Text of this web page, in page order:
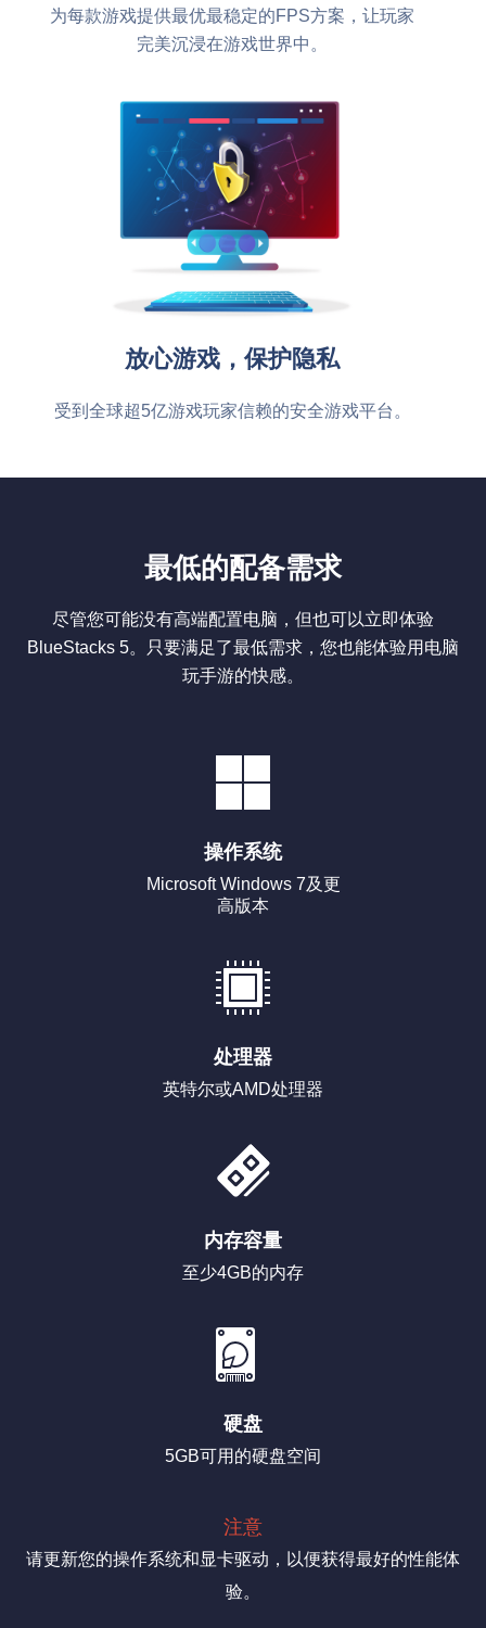
为每款游戏提供最优最稳定的FPS方案，让玩家
完美沉浸在游戏世界中。
放心游戏，保护隐私
受到全球超5亿游戏玩家信赖的安全游戏平台。
最低的配备需求
尽管您可能没有高端配置电脑，但也可以立即体验
BlueStacks 5。只要满足了最低需求，您也能体验用电脑
玩手游的快感。
操作系统
Microsoft Windows 7及更
高版本
处理器
英特尔或AMD处理器
内存容量
至少4GB的内存
硬盘
5GB可用的硬盘空间
注意
请更新您的操作系统和显卡驱动，以便获得最好的性能体
验。